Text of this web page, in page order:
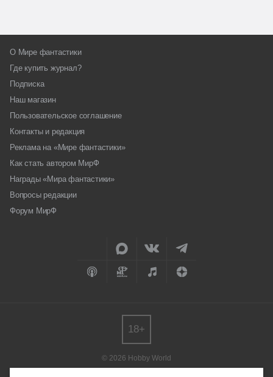
О Мире фантастики
Где купить журнал?
Подписка
Наш магазин
Пользовательское соглашение
Контакты и редакция
Реклама на «Мире фантастики»
Как стать автором МирФ
Награды «Мира фантастики»
Вопросы редакции
Форум МирФ
© 2026 Hobby World
18+